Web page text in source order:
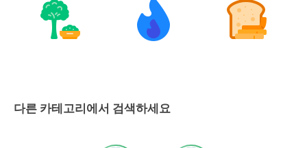
다른 카테고리에서 검색하세요